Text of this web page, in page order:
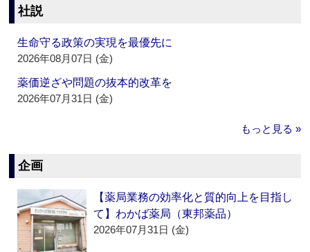
社説
生命守る政策の実現を最優先に
2026年08月07日 (金)
薬価逆ざや問題の抜本的改革を
2026年07月31日 (金)
もっと見る »
企画
【薬局業務の効率化と質的向上を目指し
て】わかば薬局（東邦薬品）
2026年07月31日 (金)